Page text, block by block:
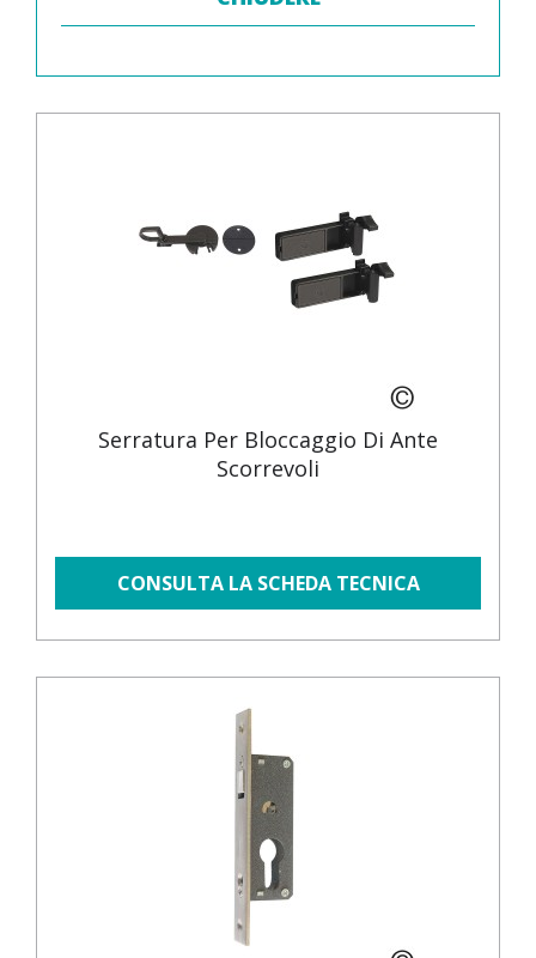
Serratura Per Bloccaggio Di Ante
Scorrevoli
CONSULTA LA SCHEDA TECNICA